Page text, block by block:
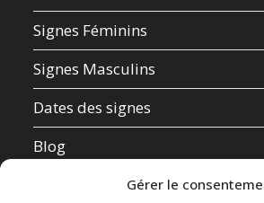
Gérer le
Signes Féminins
Signes Masculins
Dates des signes
Blog